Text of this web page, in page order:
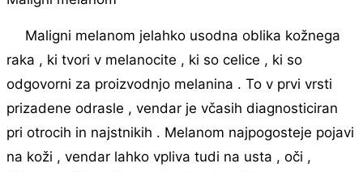
Maligni melanom jelahko usodna oblika kožnega
raka , ki tvori v melanocite , ki so celice , ki so
odgovorni za proizvodnjo melanina . To v prvi vrsti
prizadene odrasle , vendar je včasih diagnosticiran
pri otrocih in najstnikih . Melanom najpogosteje pojavi
na koži , vendar lahko vpliva tudi na usta , oči ,